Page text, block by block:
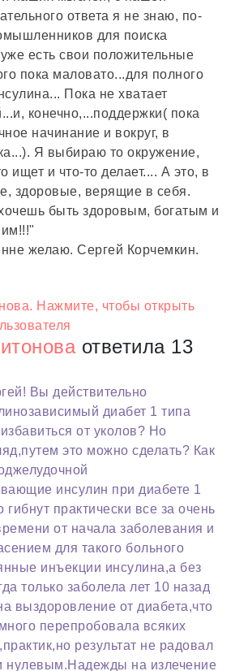
ответа я не знаю, по-
для поиска
есть свои положительные
пока маловато...для полного
Пока не хватает
конечно,...поддержки( пока
начинание и вокруг, в
Я выбираю то окружение,
ищет и что-то делает.... А это, в
здоровые, верящие в себя.
быть здоровым, богатым и
желаю. Сергей Корчемкин.
ответила 13
Вы действительно
диабет 1 типа
от уколов? Но
это можно сделать? Как
инсулин при диабете 1
гибнут практически все за очень
от начала заболевания и
для такого больного
инъекции инсулина,а без
только заболела лет 10 назад
выздоровление от диабета,что
перепробовала всяких
результат не радовал
нулевым.Надежды на излечение